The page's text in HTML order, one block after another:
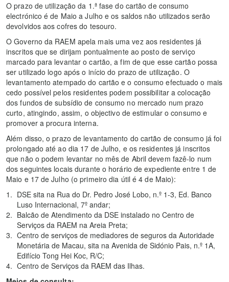
O prazo de utilização da 1.ª fase do cartão de consumo
electrónico é de Maio a Julho e os saldos não utilizados serão
devolvidos aos cofres do tesouro.
O Governo da RAEM apela mais uma vez aos residentes já
inscritos que se dirijam pontualmente ao posto de serviço
marcado para levantar o cartão, a fim de que esse cartão possa
ser utilizado logo após o início do prazo de utilização. O
levantamento atempado do cartão e o consumo efectuado o mais
cedo possível pelos residentes podem possibilitar a colocação
dos fundos de subsídio de consumo no mercado num prazo
curto, atingindo, assim, o objectivo de estimular o consumo e
promover a procura interna.
Além disso, o prazo de levantamento do cartão de consumo já foi
prolongado até ao dia 17 de Julho, e os residentes já inscritos
que não o podem levantar no mês de Abril devem fazê-lo num
dos seguintes locais durante o horário de expediente entre 1 de
Maio e 17 de Julho (o primeiro dia útil é 4 de Maio):
DSE sita na Rua do Dr. Pedro José Lobo, n.º 1-3, Ed. Banco
Luso Internacional, 7º andar;
Balcão de Atendimento da DSE instalado no Centro de
Serviços da RAEM na Areia Preta;
Centro de serviços de mediadores de seguros da Autoridade
Monetária de Macau, sita na Avenida de Sidónio Pais, n.º 1A,
Edifício Tong Hei Koc, R/C;
Centro de Serviços da RAEM das Ilhas.